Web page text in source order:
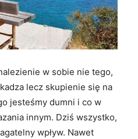
w sobie nie tego,
lecz skupienie się na
jesteśmy dumni i co w
innym. Dziś wszystko,
wpływ. Nawet